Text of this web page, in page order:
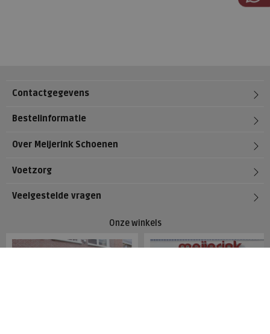
Contactgegevens
Bestelinformatie
Over Meijerink Schoenen
Voetzorg
Veelgestelde vragen
Onze winkels